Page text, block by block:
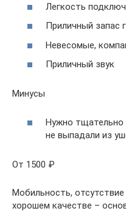
Легкость
Приличный запас
Невесомые,
Приличный звук
Минусы
Нужно
не выпадали из
От 1500 ₽
Мобильность,
хорошем качестве –